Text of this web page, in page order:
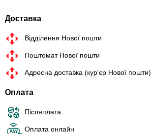
Доставка
Відділення Нової пошти
Поштомат Нової пошти
Адресна доставка (кур'єр Нової пошти)
Оплата
Післяплата
Оплата онлайн